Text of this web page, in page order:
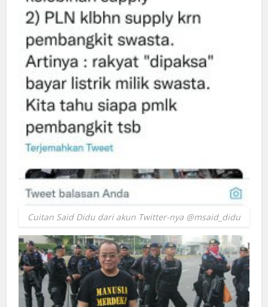
Cuitan Said Didu dari akun Twitter-nya @msaid_didu